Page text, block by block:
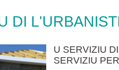
DI
U SERVIZIU
SERVIZIU